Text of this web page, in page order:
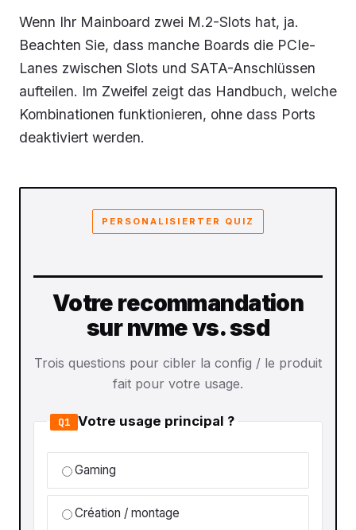
Wenn Ihr Mainboard zwei M.2-Slots hat, ja.
Beachten Sie, dass manche Boards die PCIe-
Lanes zwischen Slots und SATA-Anschlüssen
aufteilen. Im Zweifel zeigt das Handbuch, welche
Kombinationen funktionieren, ohne dass Ports
deaktiviert werden.
PERSONALISIERTER QUIZ
Votre recommandation
sur nvme vs. ssd
Trois questions pour cibler la config / le produit
fait pour votre usage.
Q1 Votre usage principal ?
Gaming
Création / montage